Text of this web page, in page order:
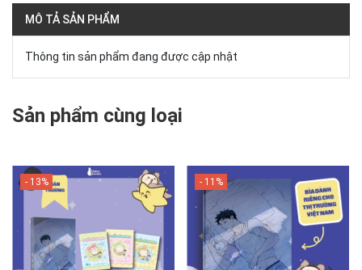
MÔ TẢ SẢN PHẨM
Thông tin sản phẩm đang được cập nhật
Sản phẩm cùng loại
- 13% - 11%